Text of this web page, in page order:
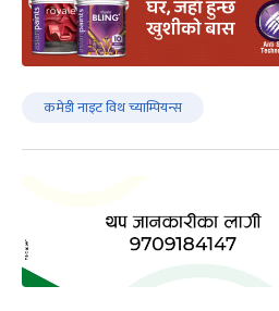
कमेडी नाइट विथ च्याम्पियन्स